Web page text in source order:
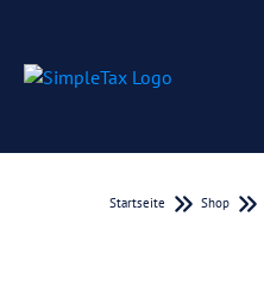
Startseite Shop